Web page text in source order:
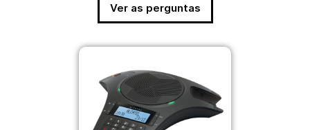
Ver as perguntas